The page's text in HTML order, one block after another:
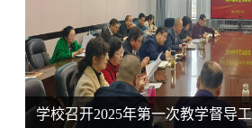
学校召开2025年第一次教学督导